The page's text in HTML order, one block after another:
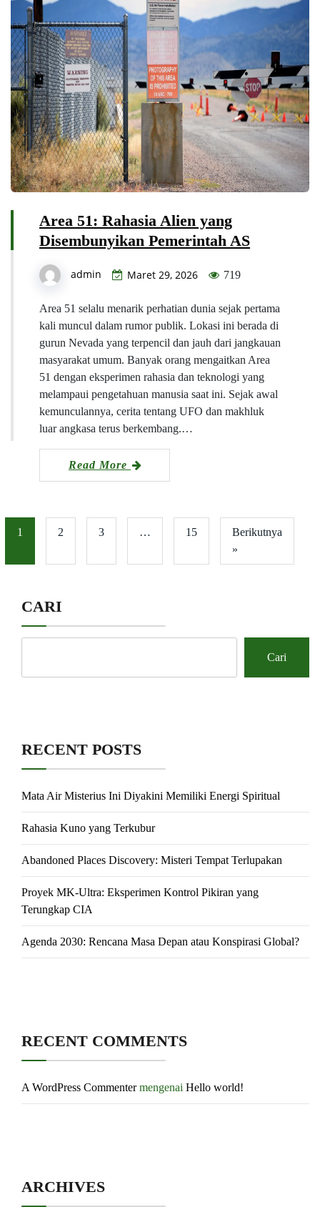
Area 51: Rahasia Alien yang
Disembunyikan Pemerintah AS
admin Maret 29, 2026 719
Area 51 selalu menarik perhatian dunia sejak pertama
kali muncul dalam rumor publik. Lokasi ini berada di
gurun Nevada yang terpencil dan jauh dari jangkauan
masyarakat umum. Banyak orang mengaitkan Area
51 dengan eksperimen rahasia dan teknologi yang
melampaui pengetahuan manusia saat ini. Sejak awal
kemunculannya, cerita tentang UFO dan makhluk
luar angkasa terus berkembang.…
Read More
1 2 3 … 15
Berikutnya
»
CARI
Cari
RECENT POSTS
Mata Air Misterius Ini Diyakini Memiliki Energi Spiritual
Rahasia Kuno yang Terkubur
Abandoned Places Discovery: Misteri Tempat Terlupakan
Proyek MK-Ultra: Eksperimen Kontrol Pikiran yang
Terungkap CIA
Agenda 2030: Rencana Masa Depan atau Konspirasi Global?
RECENT COMMENTS
A WordPress Commentermengenai Hello world!
ARCHIVES